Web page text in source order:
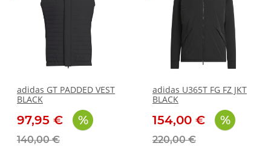
adidas GT PADDED VEST
BLACK
97,95 €
140,00 €
adidas U365T FG FZ JKT
BLACK
154,00 €
220,00 €